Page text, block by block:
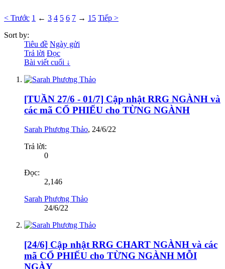
< Trước 1 ← 3 4 5 6 7 → 15 Tiếp >
Sort by:
Tiêu đề Ngày gửi
Trả lời Đọc
Bài viết cuối ↓
[TUẦN 27/6 - 01/7] Cập nhật RRG NGÀNH và
các mã CỔ PHIẾU cho TỪNG NGÀNH
Sarah Phương Thảo, 24/6/22
Trả lời:
0
Đọc:
2,146
Sarah Phương Thảo
24/6/22
[24/6] Cập nhật RRG CHART NGÀNH và các
mã CỔ PHIẾU cho TỪNG NGÀNH MỖI
NGÀY